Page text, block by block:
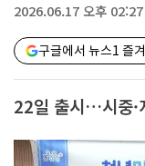
2026.06.17 오후 02:27
구글에서 뉴스1 즐
22일 출시…시중·